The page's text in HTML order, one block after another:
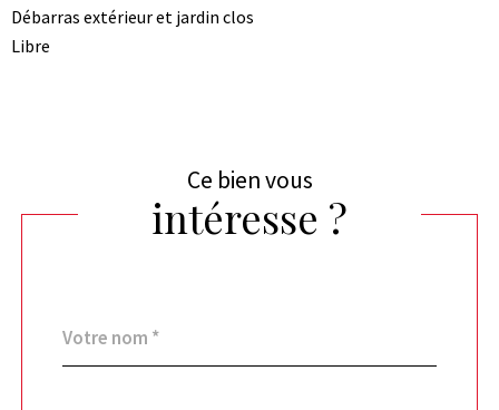
Débarras extérieur et jardin clos
Libre
Ce bien vous
intéresse ?
par
défaut
*